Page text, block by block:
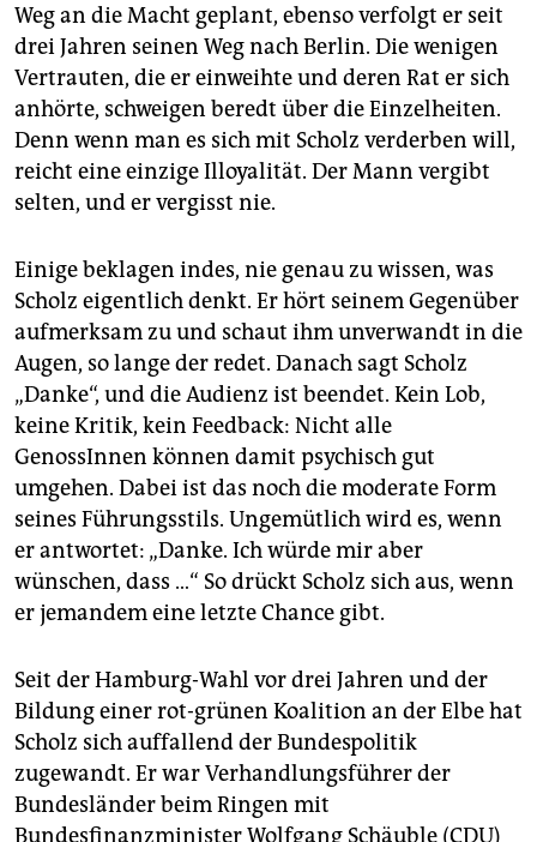
Weg an die Macht geplant, ebenso verfolgt er seit
drei Jahren seinen Weg nach Berlin. Die wenigen
Vertrauten, die er einweihte und deren Rat er sich
anhörte, schweigen beredt über die Einzelheiten.
Denn wenn man es sich mit Scholz verderben will,
reicht eine einzige Illoyalität. Der Mann vergibt
selten, und er vergisst nie.
Einige beklagen indes, nie genau zu wissen, was
Scholz eigentlich denkt. Er hört seinem Gegenüber
aufmerksam zu und schaut ihm unverwandt in die
Augen, so lange der redet. Danach sagt Scholz
„Danke“, und die Audienz ist beendet. Kein Lob,
keine Kritik, kein Feedback: Nicht alle
GenossInnen können damit psychisch gut
umgehen. Dabei ist das noch die moderate Form
seines Führungsstils. Ungemütlich wird es, wenn
er antwortet: „Danke. Ich würde mir aber
wünschen, dass …“ So drückt Scholz sich aus, wenn
er jemandem eine letzte Chance gibt.
Seit der Hamburg-Wahl vor drei Jahren und der
Bildung einer rot-grünen Koalition an der Elbe hat
Scholz sich auffallend der Bundespolitik
zugewandt. Er war Verhandlungsführer der
Bundesländer beim Ringen mit
Bundesfinanzminister Wolfgang Schäuble (CDU)